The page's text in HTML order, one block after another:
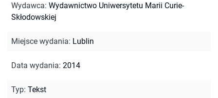
Wydawca: Wydawnictwo Uniwersytetu Marii Curie-
Skłodowskiej
Miejsce wydania: Lublin
Data wydania: 2014
Typ: Tekst